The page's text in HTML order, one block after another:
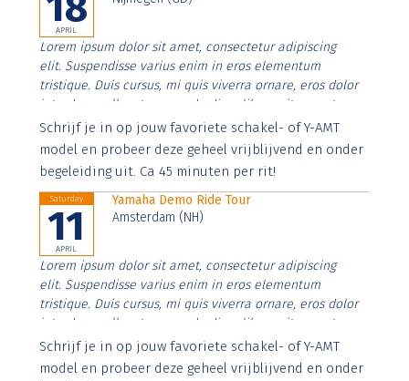
APRIL
Lorem ipsum dolor sit amet, consectetur adipiscing
elit. Suspendisse varius enim in eros elementum
tristique. Duis cursus, mi quis viverra ornare, eros dolor
interdum nulla, ut commodo diam libero vitae erat.
Aenean faucibus nibh et justo cursus id rutrum lorem
imperdiet. Nunc ut sem vitae risus tristique posuere.
Schrijf je in op jouw favoriete schakel- of Y-AMT
model en probeer deze geheel vrijblijvend en onder
begeleiding uit. Ca 45 minuten per rit!
Saturday
11
APRIL
Yamaha Demo Ride Tour
Amsterdam (NH)
Lorem ipsum dolor sit amet, consectetur adipiscing
elit. Suspendisse varius enim in eros elementum
tristique. Duis cursus, mi quis viverra ornare, eros dolor
interdum nulla, ut commodo diam libero vitae erat.
Aenean faucibus nibh et justo cursus id rutrum lorem
imperdiet. Nunc ut sem vitae risus tristique posuere.
Schrijf je in op jouw favoriete schakel- of Y-AMT
model en probeer deze geheel vrijblijvend en onder